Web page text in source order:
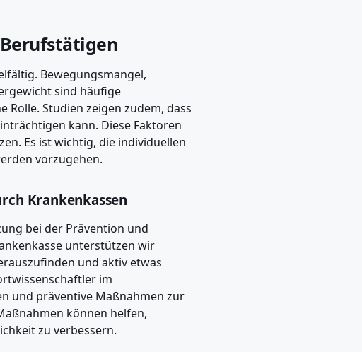
Bewegungsmangel,
sind häufige
Rolle. Studien zeigen zudem, dass
kann. Diese Faktoren
Es ist wichtig, die individuellen
vorzugehen.
Krankenkassen
bei der Prävention und
unterstützen wir
und aktiv etwas
im
und präventive Maßnahmen zur
können helfen,
zu verbessern.